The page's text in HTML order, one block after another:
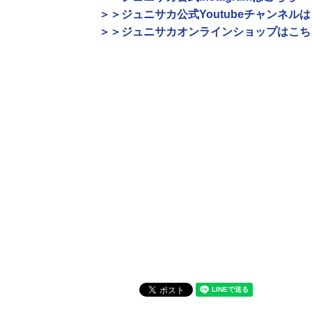
＞＞ジュニサカ公式Youtubeチャンネルは
＞＞ジュニサカオンラインショップはこち